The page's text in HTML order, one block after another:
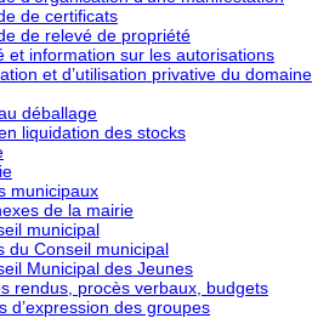
de certificats
de relevé de propriété
et information sur les autorisations
et d’utilisation privative du domaine
déballage
liquidation des stocks
municipaux
de la mairie
municipal
du Conseil municipal
Municipal des Jeunes
rendus, procès verbaux, budgets
d’expression des groupes